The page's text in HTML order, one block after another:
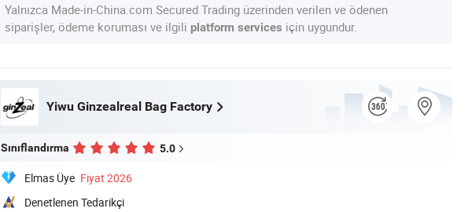
Yalnızca Made-in-China.com Secured Trading üzerinden verilen ve ödenen
siparişler, ödeme koruması ve ilgili platform services için uygundur.
Yiwu Ginzealreal Bag Factory
Sınıflandırma 5.0
Elmas Üye Fiyat 2026
Denetlenen Tedarikçi